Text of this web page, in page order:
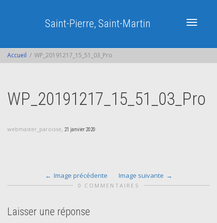
Saint-Pierre, Saint-Martin
Accueil WP_20191217_15_51_03_Pro
WP_20191217_15_51_03_Pro
webmaster_paroisse, 21 janvier 2020
Image précédente Image suivante
0 COMMENTAIRES
Laisser une réponse